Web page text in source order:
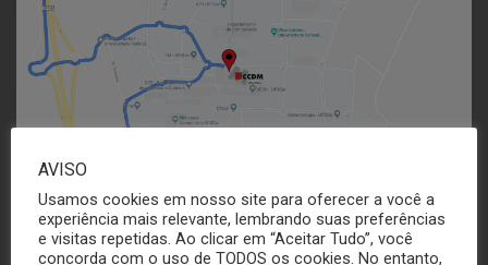
AVISO
Usamos cookies em nosso site para oferecer a você a
experiência mais relevante, lembrando suas preferências
e visitas repetidas. Ao clicar em “Aceitar Tudo”, você
concorda com o uso de TODOS os cookies. No entanto,